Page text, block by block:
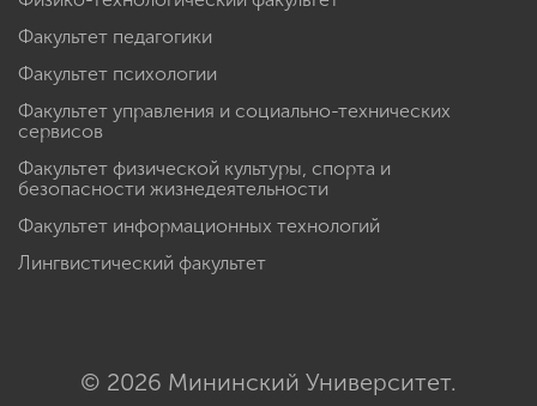
Факультет педагогики
Факультет психологии
Факультет управления и социально-технических
сервисов
Факультет физической культуры, спорта и
безопасности жизнедеятельности
Факультет информационных технологий
Лингвистический факультет
© 2026 Мининский Университет.